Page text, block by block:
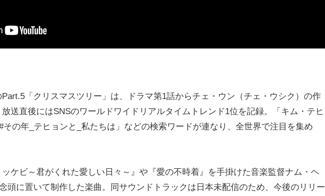
「クリスマスツリー」は、ドラマ第1話からチェ・ウン（チェ・ウシク）の作
送直後にはSNSのワールドワイドリアルタイムトレンド1位を記録。「キム・テヒ
その年_テヒョンと_私たちは」などの検索ワードが連なり、全世界で注目を集め
ケビ～君がくれた愛しい日々～』や『愛の不時着』を手掛けた音楽監督ナム・ヘ
頭に置いて制作した楽曲。同サウンドトラックは日本未配信のため、今後のリリー